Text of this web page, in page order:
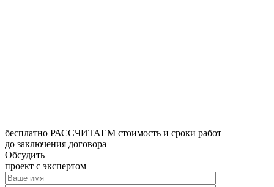
бесплатно РАССЧИТАЕМ стоимость и сроки работ
до заключения договора
Обсудить
проект с экспертом